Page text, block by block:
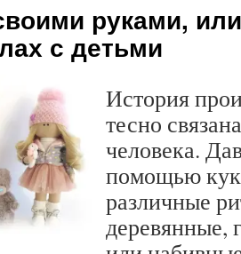
руками,
с детьми
История
тесно
человека.
помощью
различные
деревянные,